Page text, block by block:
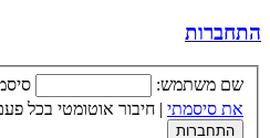
התחברות
שם משתמש:
את סיסמתי | חיבור אוטומטי בכל